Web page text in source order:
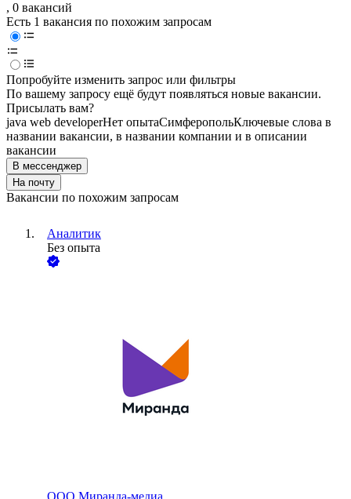
, 0 вакансий
Есть 1 вакансия по похожим запросам
Попробуйте изменить запрос или фильтры
По вашему запросу ещё будут появляться новые вакансии.
Присылать вам?
java web developerНет опытаСимферопольКлючевые слова в
названии вакансии, в названии компании и в описании
вакансии
В мессенджер
На почту
Вакансии по похожим запросам
Аналитик
Без опыта